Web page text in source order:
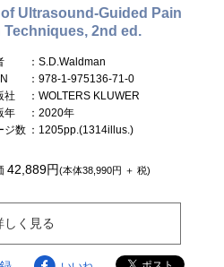
Ultrasound-Guided Pain
Techniques, 2nd ed.
：S.D.Waldman
：978-1-975136-71-0
社
：WOLTERS KLUWER
年
：2020年
ジ数 ：1205pp.(1314illus.)
42,889円(本体38,990円 ＋ 税)
しく見る